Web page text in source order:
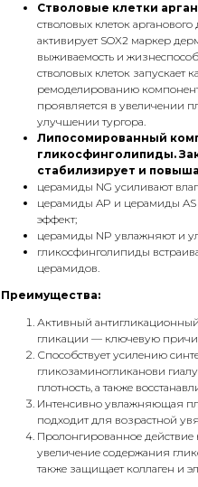
Стволовые клетки
стволовых клеток
активирует SOX2 маркер
выживаемость и
стволовых клеток
ремоделированию
проявляется в увеличении
улучшении тургора.
Липосомированный
гликосфинголипиды.
стабилизирует и
церамиды NG усиливают
церамиды AP и церамиды
эффект;
церамиды NP увлажняют и
гликосфинголипиды
церамидов.
Преимущества:
Активный
гликации — ключевую
Способствует усилению
гликозаминогликанови
плотность, а также
Интенсивно увлажняющая
подходит для возрастной
Пролонгированное действие
увеличение содержания
также защищает коллаген и